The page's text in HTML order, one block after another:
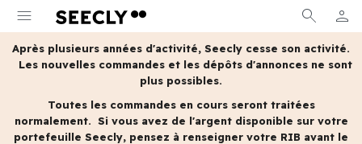
menu search person
MON
Après plusieurs années d'activité, Seecly cesse son activité.
Les nouvelles commandes et les dépôts d'annonces ne sont
plus possibles.
Toutes les commandes en cours seront traitées
normalement. Si vous avez de l'argent disponible sur votre
portefeuille Seecly, pensez à renseigner votre RIB avant le